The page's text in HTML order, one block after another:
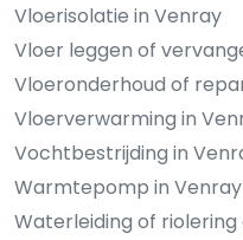
Vloerisolatie in Venray
Vloer leggen of
Vloeronderhoud of
Vloerverwarming in
Vochtbestrijding in
Warmtepomp in Venray
Waterleiding of